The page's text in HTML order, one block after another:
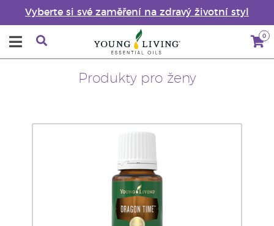
Vyberte si své zaměření na zdravý životní styl
0
Produkty pro ženy